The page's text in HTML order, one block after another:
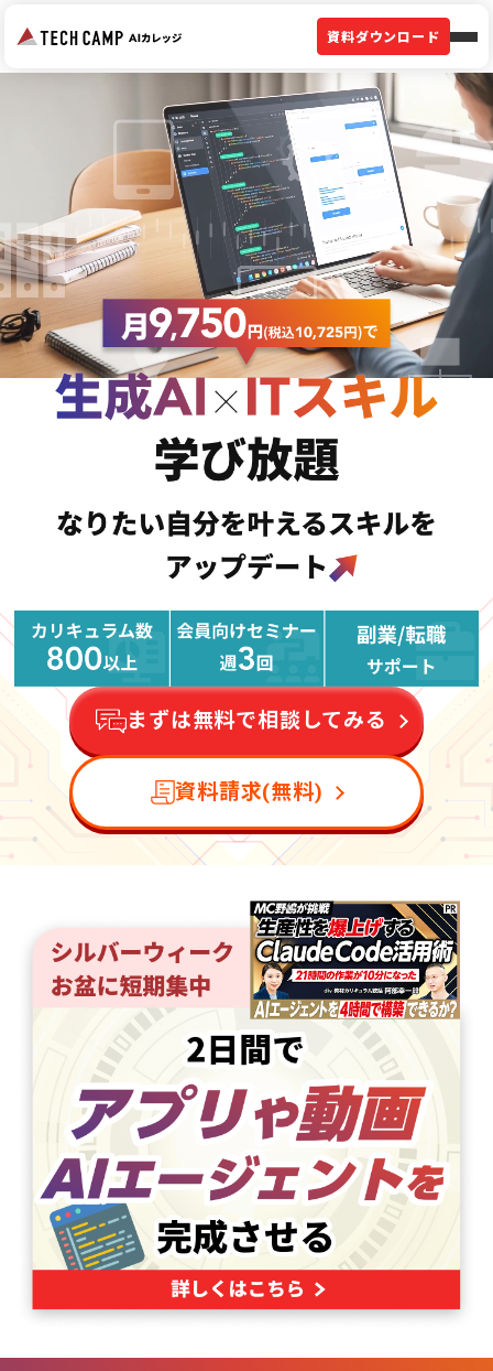
資料ダウンロード
まずは無料で相談してみる
資料請求(無料)